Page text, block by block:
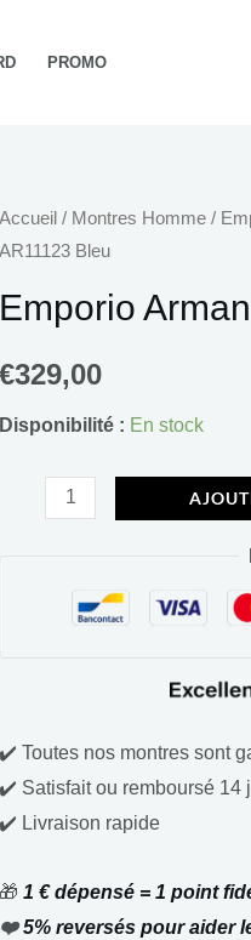
PROMO
Accueil / Montres Homme /
AR11123 Bleu
Emporio
€329,00
Disponibilité : En stock
quantité
de
Armani
Aviator
AR11123
Bleu
✔️ Toutes nos montres sont
✔️ Satisfait ou remboursé 14
✔️ Livraison rapide
🎁 1 € dépensé = 1 point
❤️5% reversés pour aider